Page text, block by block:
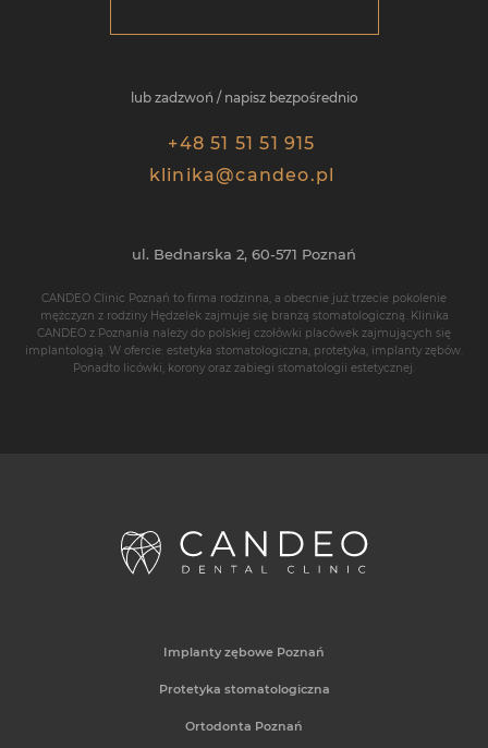
lub zadzwoń / napisz bezpośrednio
+48 51 51 51 915
klinika@candeo.pl
ul. Bednarska 2, 60-571 Poznań
CANDEO Clinic Poznań to firma rodzinna, a obecnie już trzecie pokolenie
mężczyzn z rodziny Hędzelek zajmuje się branżą stomatologiczną. Klinika
CANDEO z Poznania należy do polskiej czołówki placówek zajmujących się
implantologią . W ofercie: estetyka stomatologiczna, protetyka, implanty zębów
Ponadto licówki, korony oraz zabiegi stomatologii estetycznej.
Implanty zębowe Poznań
Protetyka stomatologiczna
Ortodonta Poznań